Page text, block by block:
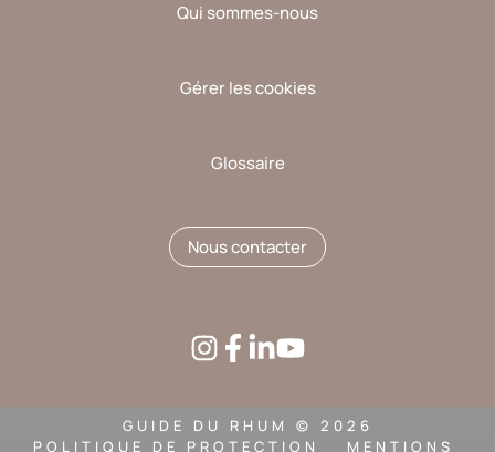
Qui sommes-nous
Gérer les cookies
Glossaire
Nous contacter
GUIDE DU RHUM © 2026
POLITIQUE DE PROTECTION
MENTIONS